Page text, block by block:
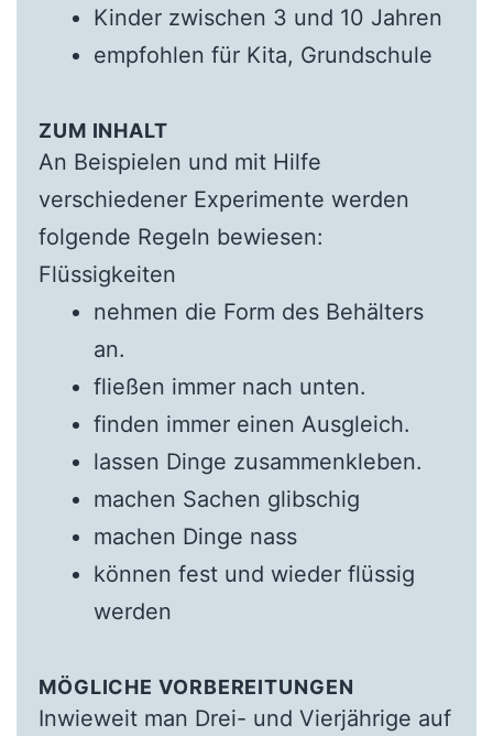
Kinder zwischen 3 und 10 Jahren
empfohlen für Kita, Grundschule
ZUM INHALT
An Beispielen und mit Hilfe
verschiedener Experimente werden
folgende Regeln bewiesen:
Flüssigkeiten
nehmen die Form des Behälters
an.
fließen immer nach unten.
finden immer einen Ausgleich.
lassen Dinge zusammenkleben.
machen Sachen glibschig
machen Dinge nass
können fest und wieder flüssig
werden
MÖGLICHE VORBEREITUNGEN
Inwieweit man Drei- und Vierjährige auf